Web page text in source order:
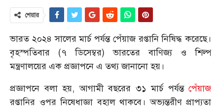
শেয়ার
ভারত ২০২৪ সালের মার্চ পর্যন্ত পেঁয়াজ রপ্তানি নিষিদ্ধ করেছে।
বৃহস্পতিবার (৭ ডিসেম্বর) ভারতের বাণিজ্য ও শিল্প
মন্ত্রণালয়ের এক প্রজ্ঞাপনে এ তথ্য জানানো হয়।
প্রজ্ঞাপনে বলা হয়, আগামী বছরের ৩১ মার্চ পর্যন্ত পেঁয়াজ
রপ্তানির ওপর নিষেধাজ্ঞা বহাল থাকবে। অভ্যন্তরীণ প্রাপ্যতা